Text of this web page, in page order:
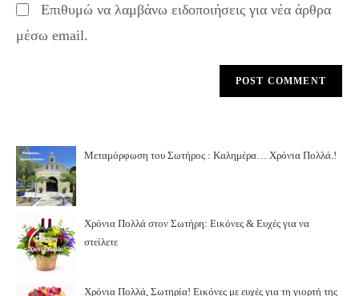
Επιθυμώ να λαμβάνω ειδοποιήσεις για νέα άρθρα
μέσω email.
Μεταμόρφωση του Σωτήρος : Καλημέρα… Χρόνια Πολλά.!
Χρόνια Πολλά στον Σωτήρη: Εικόνες & Ευχές για να
στείλετε
Χρόνια Πολλά, Σωτηρία! Εικόνες με ευχές για τη γιορτή της